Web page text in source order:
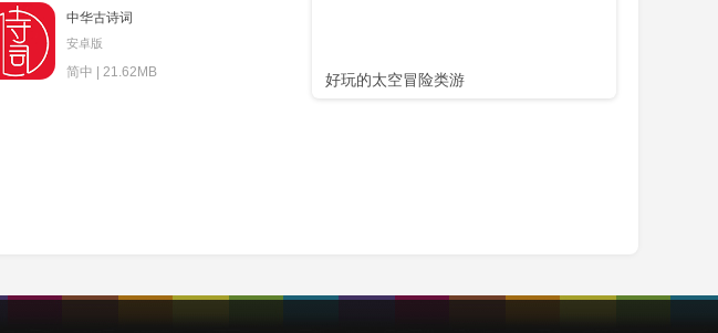
中华古诗词
安卓版
简中 | 21.62MB 好玩的太空冒险类游